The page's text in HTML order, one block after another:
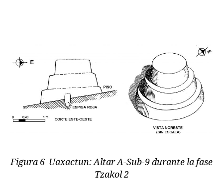
Figura 6 Uaxactun: Altar A-Sub-9 durante la fase
Tzakol 2